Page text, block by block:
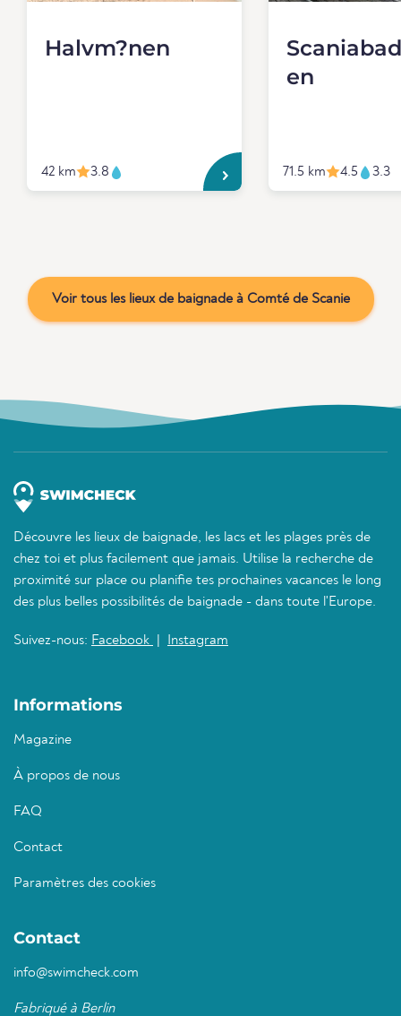
Halvm?nen
42 km 3.8
en
71.5 km 4.5 3.3
Voir tous les lieux de baignade à Comté de Scanie
Découvre les lieux de baignade, les lacs et les plages près de
chez toi et plus facilement que jamais. Utilise la recherche de
proximité sur place ou planifie tes prochaines vacances le long
des plus belles possibilités de baignade - dans toute l'Europe.
Suivez-nous: Facebook Instagram
Informations
Magazine
À propos de nous
FAQ
Contact
Paramètres des cookies
Contact
info@swimcheck.com
Fabriqué à Berlin